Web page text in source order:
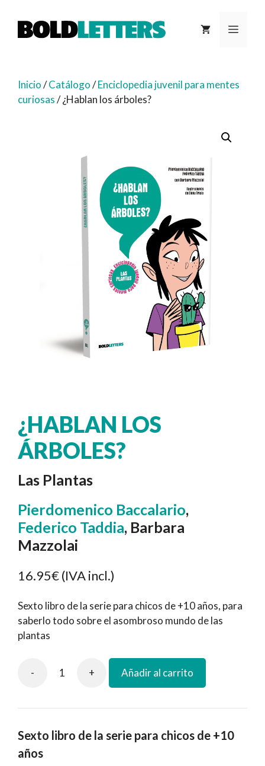
contenido
Inicio/Catálogo/Enciclopedia juvenil para mentes
curiosas/ ¿Hablan los árboles?
¿HABLAN LOS
ÁRBOLES?
Las Plantas
Pierdomenico Baccalario,
Federico Taddia, Barbara
Mazzolai
16.95€(IVA incl.)
Sexto libro de la serie para chicos de +10 años, para
saberlo todo sobre el asombroso mundo de las
plantas
-
¿Hablan
árboles?
+ Añadir al carrito
Sexto libro de la serie para chicos de +10
años